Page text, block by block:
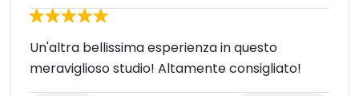
Un'altra bellissima esperienza in questo
meraviglioso studio! Altamente consigliato!